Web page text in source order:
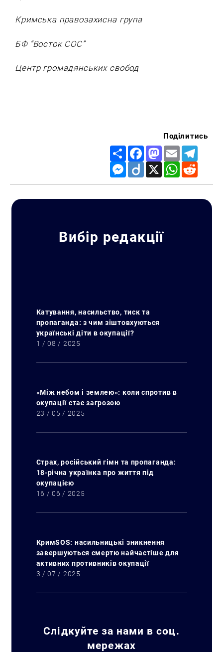
Искать:
Кримська правозахисна група
БФ “Восток СОС”
Центр громадянських свобод
Поділитись
Share FacebookMastodon
Email
Messenger
Diigo X WhatsApp
Вибір редакції
Катування, насильство, тиск та
пропаганда: з чим зіштовхуються
українські діти в окупації?
1 / 08 / 2025
«Між небом і землею»: коли спротив в
окупації стає загрозою
23 / 05 / 2025
Страх, російський гімн та пропаганда:
18-річна українка про життя під
окупацією
16 / 06 / 2025
КримSOS: насильницькі зникнення
завершуються смертю найчастіше для
активних противників окупації
3 / 07 / 2025
Слідкуйте за нами в соц.
мережах